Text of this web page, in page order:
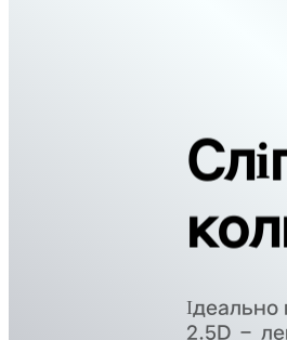
Ідеально
2.5D –